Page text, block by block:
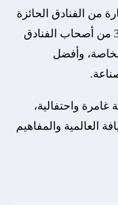
من الفنادق الحائزة
على الجوائز (يمثلها حوالي 300 من أصحاب الفنادق
الخاصة، وأفضل
واحتفالية،
العالمية والمفاهيم